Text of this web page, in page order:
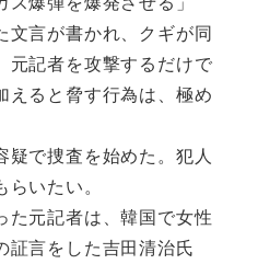
言が書かれ、クギが同
元記者を攻撃するだけで
えると脅す行為は、極め
で捜査を始めた。犯人
いたい。
元記者は、韓国で女性
証言をした吉田清治氏